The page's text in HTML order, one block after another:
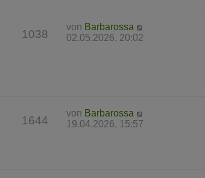
1038
von Barbarossa
02.05.2026, 20:02
1644
von Barbarossa
19.04.2026, 15:57